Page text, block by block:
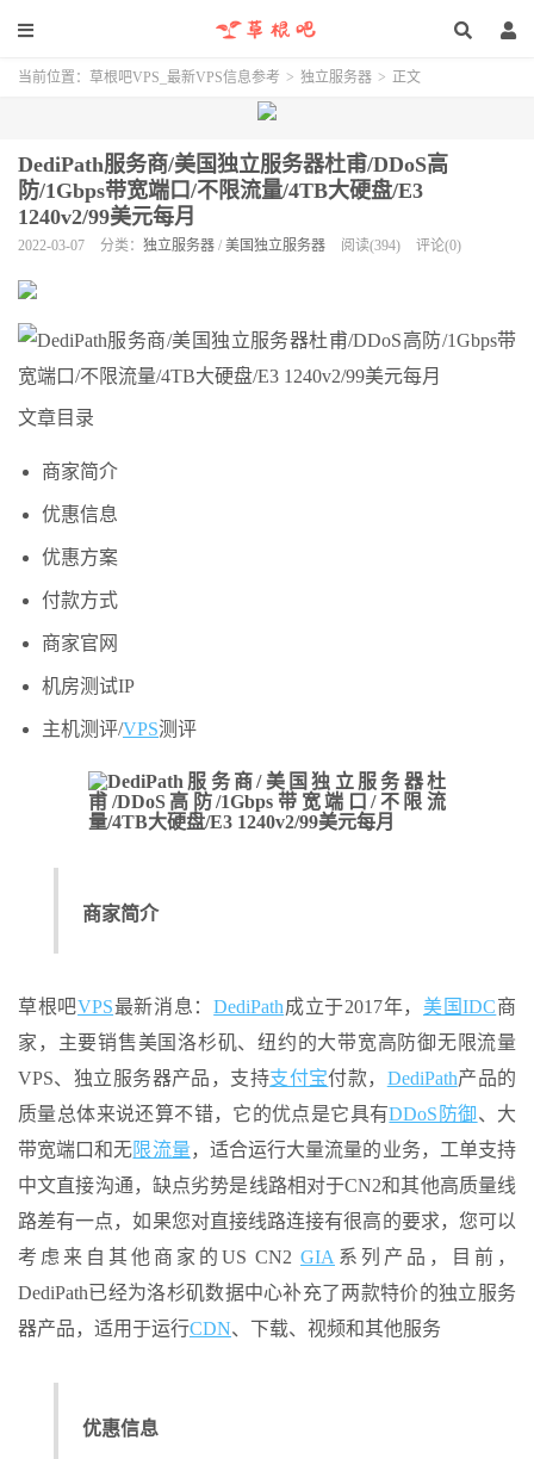
当前位置： 草根吧VPS_最新VPS信息参考 > 独立服务器 > 正文
DediPath服务商/美国独立服务器杜甫/DDoS高
防/1Gbps带宽端口/不限流量/4TB大硬盘/E3
1240v2/99美元每月
2022-03-07 分类： 独立服务器 / 美国独立服务器 阅读(394) 评论(0)
文章目录
商家简介
优惠信息
优惠方案
付款方式
商家官网
机房测试IP
主机测评/VPS测评
商家简介
草根吧VPS最新消息：DediPath成立于2017年， 美国IDC商
家，主要销售美国洛杉矶、纽约的大带宽高防御无限流量
VPS、独立服务器产品，支持支付宝付款， DediPath产品的
质量总体来说还算不错，它的优点是它具有DDoS防御、大
带宽端口和无限流量，适合运行大量流量的业务，工单支持
中文直接沟通，缺点劣势是线路相对于CN2和其他高质量线
路差有一点，如果您对直接线路连接有很高的要求，您可以
考虑来自其他商家的US CN2 GIA 系列产品，目前，
DediPath已经为洛杉矶数据中心补充了两款特价的独立服务
器产品，适用于运行CDN、下载、视频和其他服务
优惠信息